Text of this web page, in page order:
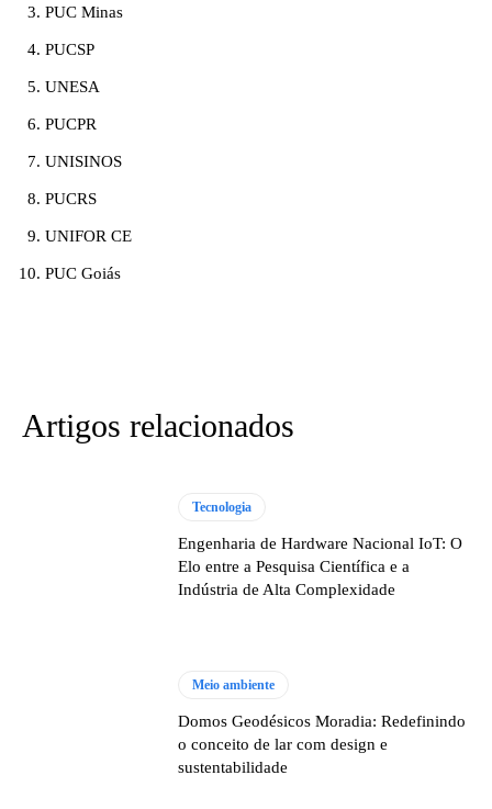
PUC Minas
PUCSP
UNESA
PUCPR
UNISINOS
PUCRS
UNIFOR CE
PUC Goiás
Artigos relacionados
Tecnologia
Engenharia de Hardware Nacional IoT: O
Elo entre a Pesquisa Científica e a
Indústria de Alta Complexidade
Meio ambiente
Domos Geodésicos Moradia: Redefinindo
o conceito de lar com design e
sustentabilidade